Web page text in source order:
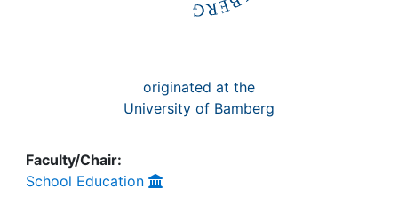
originated at the
University of Bamberg
Faculty/Chair:
School Education